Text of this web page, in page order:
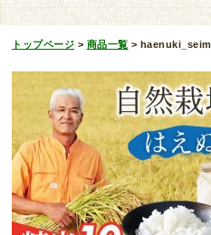
トップページ > 商品一覧 >